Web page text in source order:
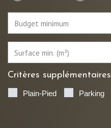
Critères supplémentaires
Plain-Pied Parking